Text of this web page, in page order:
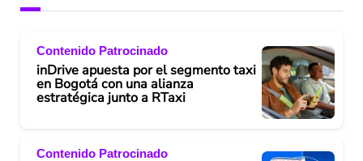
Contenido Patrocinado
inDrive apuesta por el segmento taxi
en Bogotá con una alianza
estratégica junto a RTaxi
Contenido Patrocinado